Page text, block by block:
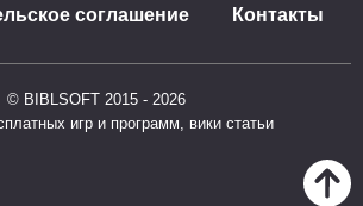
соглашение Контакты
© BIBLSOFT 2015 - 2026
игр и программ, вики статьи